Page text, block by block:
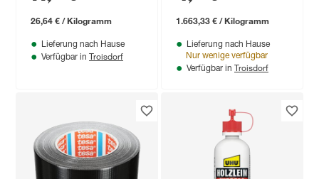
26,64 € / Kilogramm
Lieferung nach Hause
Verfügbar in Troisdorf
1.663,33 € / Kilogramm
Lieferung nach Hause
Nur wenige verfügbar
Verfügbar in Troisdorf